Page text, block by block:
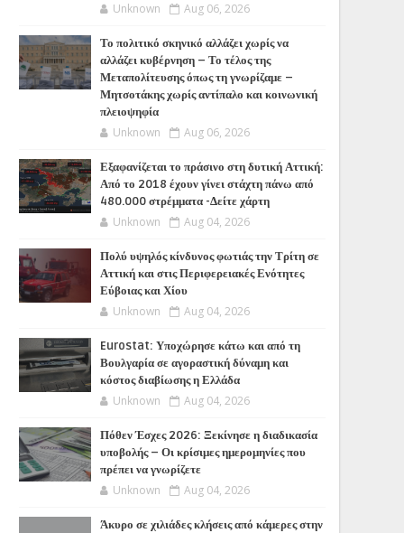
Unknown Aug 06, 2026
Το πολιτικό σκηνικό αλλάζει χωρίς να
αλλάζει κυβέρνηση – Το τέλος της
Μεταπολίτευσης όπως τη γνωρίζαμε –
Μητσοτάκης χωρίς αντίπαλο και κοινωνική
πλειοψηφία
Unknown Aug 06, 2026
Εξαφανίζεται το πράσινο στη δυτική Αττική:
Από το 2018 έχουν γίνει στάχτη πάνω από
480.000 στρέμματα -Δείτε χάρτη
Unknown Aug 04, 2026
Πολύ υψηλός κίνδυνος φωτιάς την Τρίτη σε
Αττική και στις Περιφερειακές Ενότητες
Εύβοιας και Χίου
Unknown Aug 04, 2026
Eurostat: Υποχώρησε κάτω και από τη
Βουλγαρία σε αγοραστική δύναμη και
κόστος διαβίωσης η Ελλάδα
Unknown Aug 04, 2026
Πόθεν Έσχες 2026: Ξεκίνησε η διαδικασία
υποβολής – Οι κρίσιμες ημερομηνίες που
πρέπει να γνωρίζετε
Unknown Aug 04, 2026
Άκυρο σε χιλιάδες κλήσεις από κάμερες στην